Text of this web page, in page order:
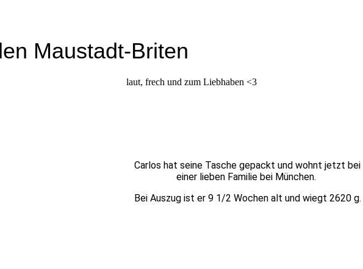
Maustadt-Briten
laut, frech und zum Liebhaben <3
Carlos hat seine Tasche gepackt und wohnt jetzt bei
einer lieben Familie bei München.
Bei Auszug ist er 9 1/2 Wochen alt und wiegt 2620 g.